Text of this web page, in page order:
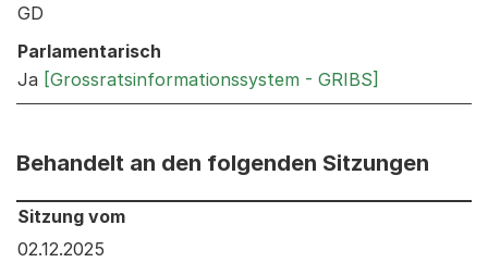
GD
Parlamentarisch
Ja [Grossratsinformationssystem - GRIBS]
Behandelt an den folgenden Sitzungen
Behandelt an den folgenden Sitzungen: Informationen
Sitzung vom
02.12.2025